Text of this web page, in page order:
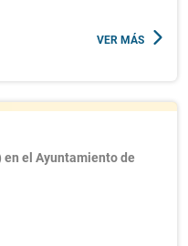
VER MÁS
el Ayuntamiento de